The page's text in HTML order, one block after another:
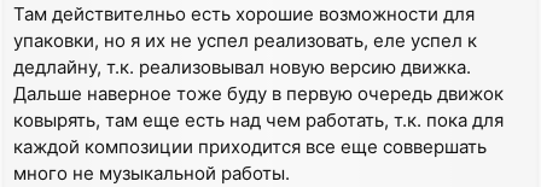
Там действителньо есть хорошие возможности для
упаковки, но я их не успел реализовать, еле успел к
дедлайну, т.к. реализовывал новую версию движка.
Дальше наверное тоже буду в первую очередь движок
ковырять, там еще есть над чем работать, т.к. пока для
каждой композиции приходится все еще соввершать
много не музыкальной работы.